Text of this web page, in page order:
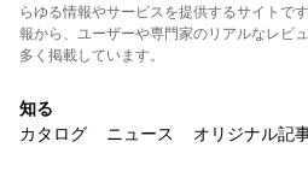
らゆる情報やサービスを提供するサイトで
報から、ユーザーや専門家のリアルなレビ
多く掲載しています。
知る
カタログ
ニュース オリジナル記